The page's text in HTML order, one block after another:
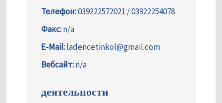
Телефон:039222572021 / 03922254078
Факс:n/a
E-Mail:ladencetinkol@gmail.com
Вебсайт:n/a
деятельности